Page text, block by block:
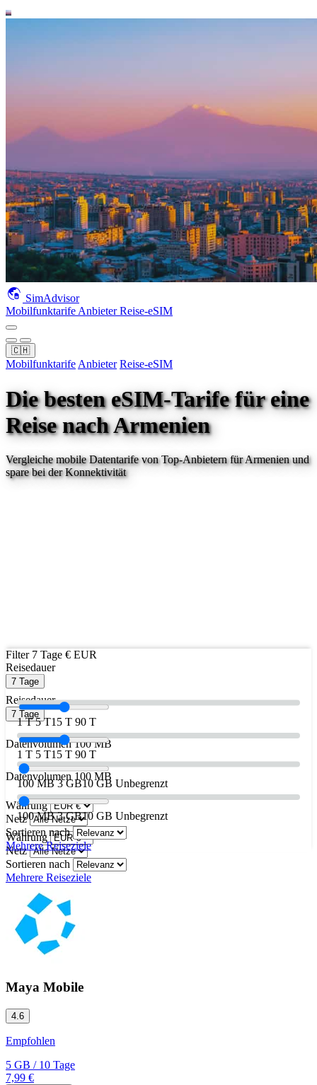
SimAdvisor
Mobilfunktarife AnbieterReise-eSIM
🇨🇭
Mobilfunktarife Anbieter Reise-eSIM
Die besten eSIM-Tarife für eine
Reisenach Armenien
Vergleiche mobile Datentarife von Top-Anbietern fürArmenienund
spare bei der Konnektivität
Filter 7 Tage € EUR
Reisedauer
7 Tage
1 T 5 T15 T 90 T
Datenvolumen 100 MB
100 MB 3 GB10 GB Unbegrenzt
Währung
Netz
Sortieren nach
Mehrere Reiseziele
Reisedauer
7 Tage
1 T 5 T15 T 90 T
Datenvolumen 100 MB
100 MB 3 GB10 GB Unbegrenzt
Währung
Netz
Sortieren nach
Mehrere Reiseziele
Maya Mobile
4.6
Empfohlen
5 GB /10 Tage
7,99 €